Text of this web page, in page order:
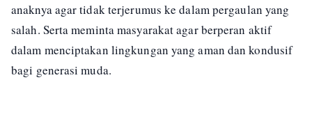
anaknya agar tidak terjerumus ke dalam pergaulan yang
salah. Serta meminta masyarakat agar berperan aktif
dalam menciptakan lingkungan yang aman dan kondusif
bagi generasi muda.